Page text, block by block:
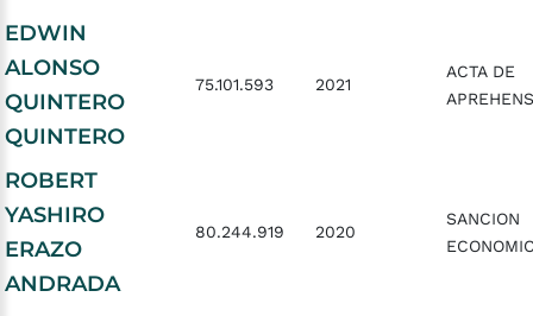
EDWIN
ALONSO
QUINTERO
QUINTERO
75.101.593 2021
ACTA DE
ROBERT
YASHIRO
ERAZO
ANDRADA
80.244.919 2020
SANCION